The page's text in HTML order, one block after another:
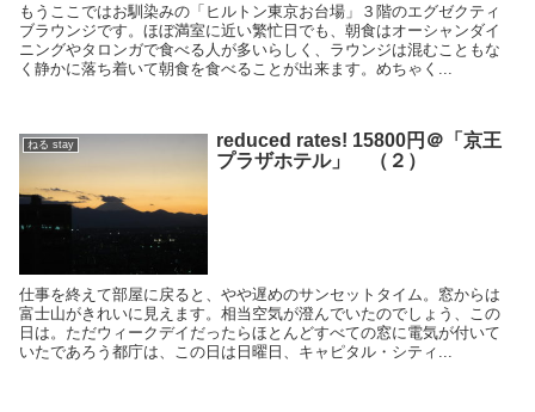
もうここではお馴染みの「ヒルトン東京お台場」３階のエグゼクティ
ブラウンジです。ほぼ満室に近い繁忙日でも、朝食はオーシャンダイ
ニングやタロンガで食べる人が多いらしく、ラウンジは混むこともな
く静かに落ち着いて朝食を食べることが出来ます。めちゃく...
ねる stay
reduced rates! 15800円＠「京王
プラザホテル」 （２）
仕事を終えて部屋に戻ると、やや遅めのサンセットタイム。窓からは
富士山がきれいに見えます。相当空気が澄んでいたのでしょう、この
日は。ただウィークデイだったらほとんどすべての窓に電気が付いて
いたであろう都庁は、この日は日曜日、キャピタル・シティ...